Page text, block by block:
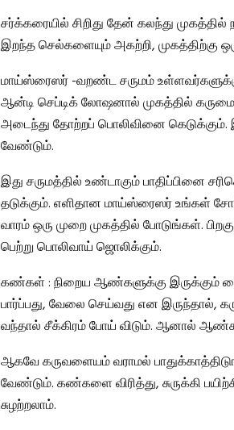
சர்க்கரையில் சிறிது தேன் கலந்து
இறந்த செல்களையும் அகற்றி, முகத்திற்கு
மாய்ஸ்ரைஸர் -வறண்ட சருமம்
ஆன்டி செப்டிக் லோஷனால் முகத்தில் கருமை
அடைந்து தோற்றப் பொலிவினை
வேண்டும்.
இது சருமத்தில் உண்டாகும் பாதிப்பினை
தடுக்கும். எளிதான மாய்ஸ்ரைஸர் உங்கள்
வாரம் ஒரு முறை முகத்தில் போடுங்கள்.
பெற்று பொலிவாய் ஜொலிக்கும்.
கண்கள் : நிறைய ஆண்களுக்கு இருக்கும்
பார்ப்பது, வேலை செய்வது என இருந்தால்,
வந்தால் சீக்கிரம் போய் விடும். ஆனால்
ஆகவே கருவளையம் வராமல்
வேண்டும். கண்களை விரித்து, சுருக்கி
சுழற்றலாம்.